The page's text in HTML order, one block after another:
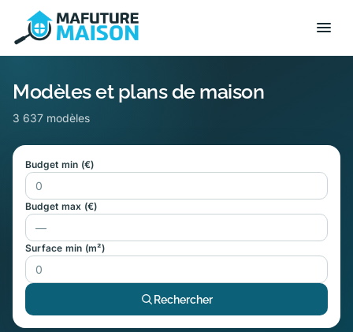
Modèles et plans de maison
3 637 modèles
Budget min (€)
Budget max (€)
Surface min (m²)
Rechercher